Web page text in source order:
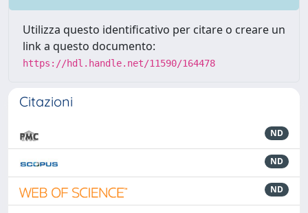
Utilizza questo identificativo per citare o creare un
link a questo documento:
https://hdl.handle.net/11590/164478
Citazioni
ND
ND
ND